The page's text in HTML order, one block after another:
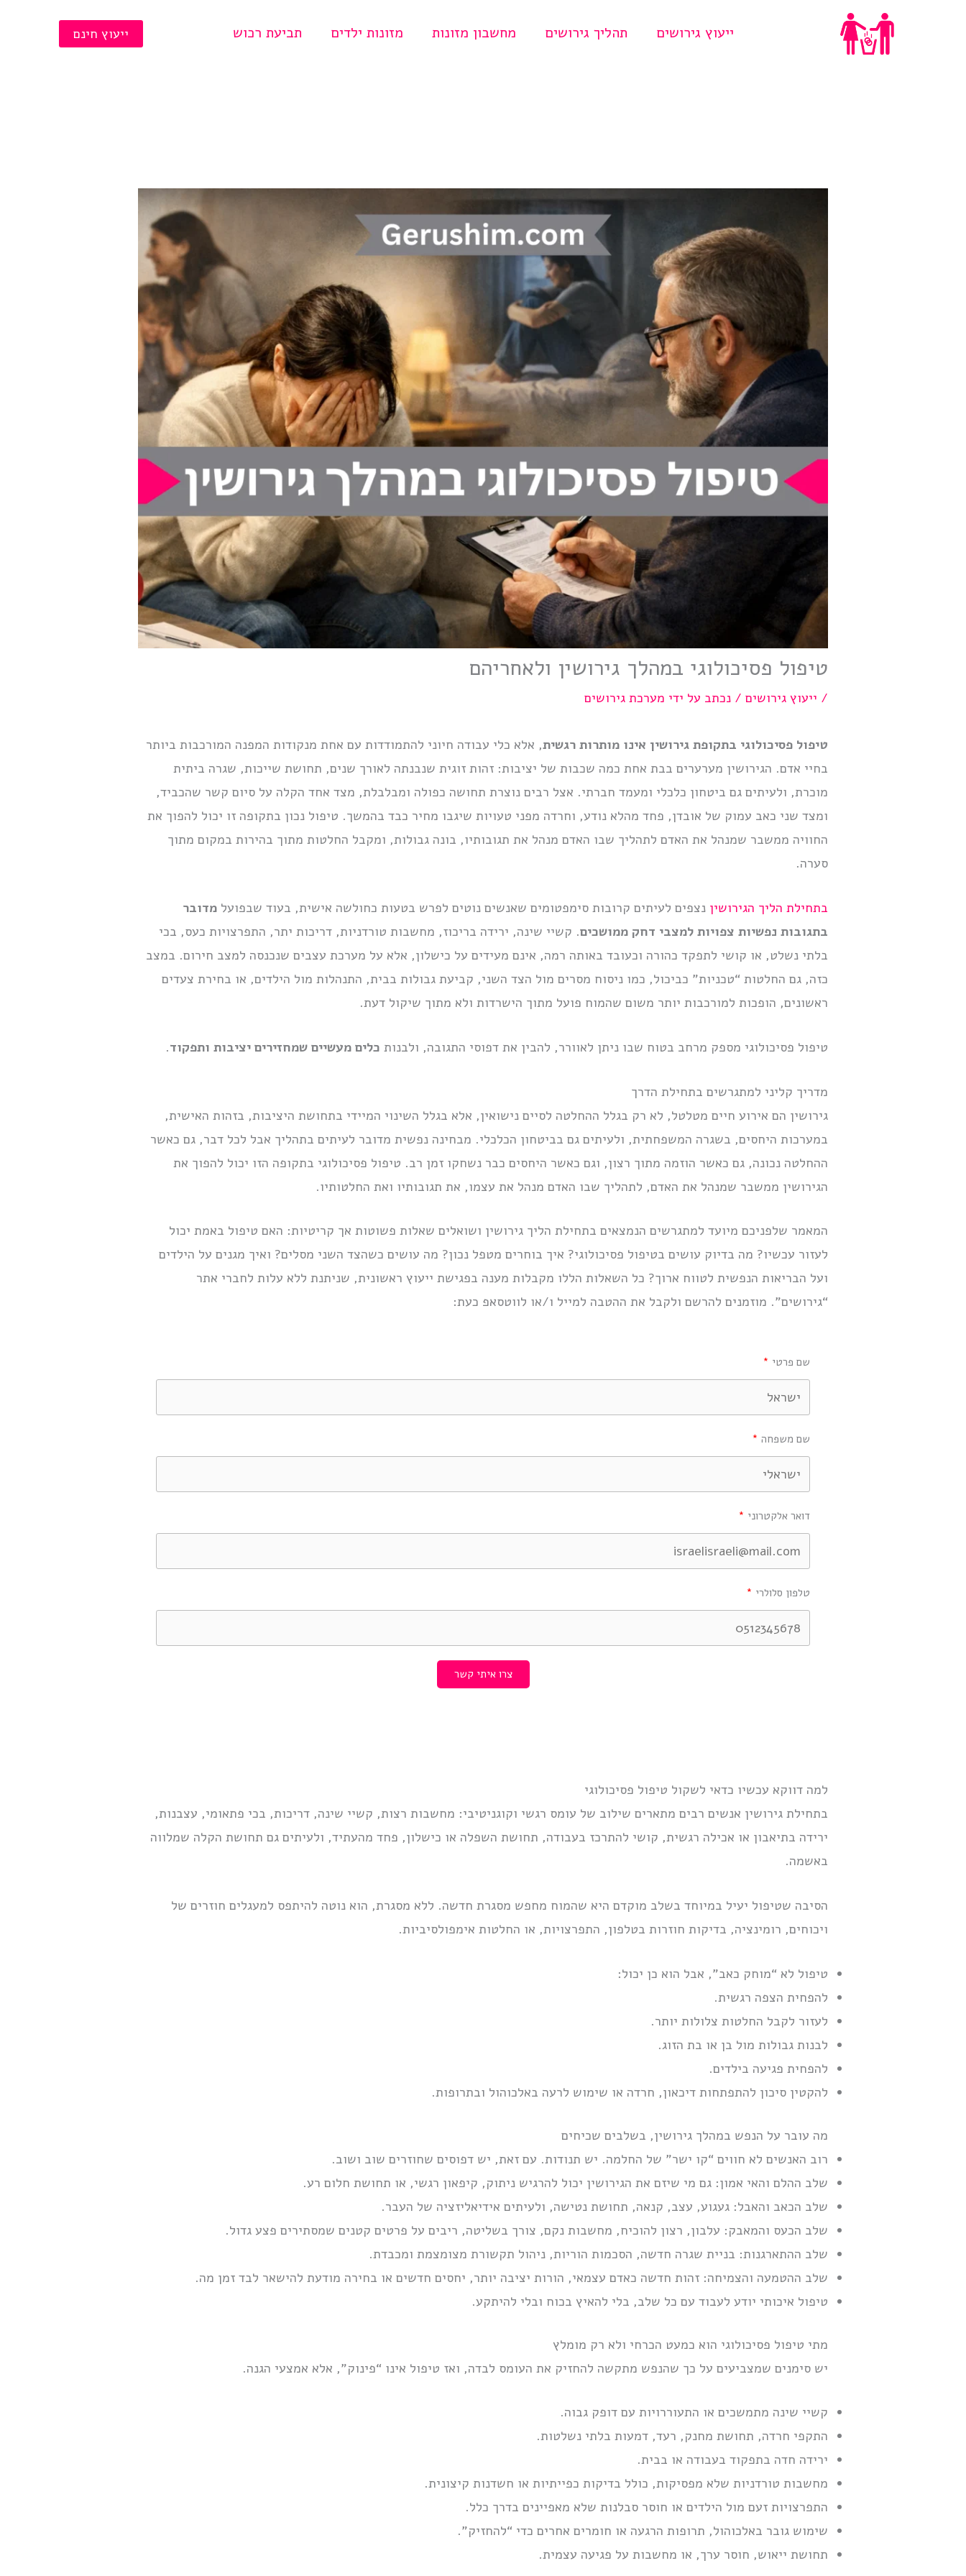
ייעוץ גירושים תהליך גירושים מחשבון מזונות מזונות ילדים תביעת רכוש ייעוץ חינם
טיפול פסיכולוגי במהלך גירושין ולאחריהם
/ ייעוץ גירושים / נכתב על ידי מערכת גירושים
טיפול פסיכולוגי בתקופת גירושין אינו מותרות רגשית, אלא כלי עבודה חיוני להתמודדות עם אחת מנקודות המפנה המורכבות ביותר
בחיי אדם. הגירושין מערערים בבת אחת כמה שכבות של יציבות: זהות זוגית שנבנתה לאורך שנים, תחושת שייכות, שגרה ביתית
מוכרת, ולעיתים גם ביטחון כלכלי ומעמד חברתי. אצל רבים נוצרת תחושה כפולה ומבלבלת, מצד אחד הקלה על סיום קשר שהכביד,
ומצד שני כאב עמוק של אובדן, פחד מהלא נודע, וחרדה מפני טעויות שיגבו מחיר כבד בהמשך. טיפול נכון בתקופה זו יכול להפוך את
החוויה ממשבר שמנהל את האדם לתהליך שבו האדם מנהל את תגובותיו, בונה גבולות, ומקבל החלטות מתוך בהירות במקום מתוך
סערה.
בתחילת הליך הגירושין נצפים לעיתים קרובות סימפטומים שאנשים נוטים לפרש בטעות כחולשה אישית, בעוד שבפועלמדובר
בתגובות נפשיות צפויות למצבי דחק ממושכים. קשיי שינה, ירידה בריכוז, מחשבות טורדניות, דריכות יתר, התפרצויות כעס, בכי
בלתי נשלט, או קושי לתפקד כהורה וכעובד באותה רמה, אינם מעידים על כישלון, אלא על מערכת עצבים שנכנסה למצב חירום. במצב
כזה, גם החלטות “טכניות” כביכול, כמו ניסוח מסרים מול הצד השני, קביעת גבולות בבית, התנהלות מול הילדים, או בחירת צעדים
ראשונים, הופכות למורכבות יותר משום שהמוח פועל מתוך הישרדות ולא מתוך שיקול דעת.
טיפול פסיכולוגי מספק מרחב בטוח שבו ניתן לאוורר, להבין את דפוסי התגובה, ולבנות כלים מעשיים שמחזירים יציבות ותפקוד.
מדריך קליני למתגרשים בתחילת הדרך
גירושין הם אירוע חיים מטלטל, לא רק בגלל ההחלטה לסיים נישואין, אלא בגלל השינוי המיידי בתחושת היציבות, בזהות האישית,
במערכות היחסים, בשגרה המשפחתית, ולעיתים גם בביטחון הכלכלי. מבחינה נפשית מדובר לעיתים בתהליך אבל לכל דבר, גם כאשר
ההחלטה נכונה, גם כאשר הוזמה מתוך רצון, וגם כאשר היחסים כבר נשחקו זמן רב. טיפול פסיכולוגי בתקופה הזו יכול להפוך את
הגירושין ממשבר שמנהל את האדם, לתהליך שבו האדם מנהל את עצמו, את תגובותיו ואת החלטותיו.
המאמר שלפניכם מיועד למתגרשים הנמצאים בתחילת הליך גירושין ושואלים שאלות פשוטות אך קריטיות: האם טיפול באמת יכול
לעזור עכשיו? מה בדיוק עושים בטיפול פסיכולוגי? איך בוחרים מטפל נכון? מה עושים כשהצד השני מסלים? ואיך מגנים על הילדים
ועל הבריאות הנפשית לטווח ארוך? כל השאלות הללו מקבלות מענה בפגישת ייעוץ ראשונית, שניתנת ללא עלות לחברי אתר
“גירושים”. מוזמנים להרשם ולקבל את ההטבה למייל ו/או לווטסאפ כעת:
שם פרטי
שם משפחה
דואר אלקטרוני
טלפון סלולרי
צרו איתי קשר
למה דווקא עכשיו כדאי לשקול טיפול פסיכולוגי
בתחילת גירושין אנשים רבים מתארים שילוב של עומס רגשי וקוגניטיבי: מחשבות רצות, קשיי שינה, דריכות, בכי פתאומי, עצבנות,
ירידה בתיאבון או אכילה רגשית, קושי להתרכז בעבודה, תחושת השפלה או כישלון, פחד מהעתיד, ולעיתים גם תחושת הקלה שמלווה
באשמה.
הסיבה שטיפול יעיל במיוחד בשלב מוקדם היא שהמוח מחפש מסגרת חדשה. ללא מסגרת, הוא נוטה להיתפס למעגלים חוזרים של
ויכוחים, רומינציה, בדיקות חוזרות בטלפון, התפרצויות, או החלטות אימפולסיביות.
טיפול לא “מוחק כאב”, אבל הוא כן יכול:
להפחית הצפה רגשית.
לעזור לקבל החלטות צלולות יותר.
לבנות גבולות מול בן או בת הזוג.
להפחית פגיעה בילדים.
להקטין סיכון להתפתחות דיכאון, חרדה או שימוש לרעה באלכוהול ובתרופות.
מה עובר על הנפש במהלך גירושין, בשלבים שכיחים
רוב האנשים לא חווים “קו ישר” של החלמה. יש תנודות. עם זאת, יש דפוסים שחוזרים שוב ושוב.
שלב ההלם והאי אמון: גם מי שיזם את הגירושין יכול להרגיש ניתוק, קיפאון רגשי, או תחושת חלום רע.
שלב הכאב והאבל: געגוע, עצב, קנאה, תחושת נטישה, ולעיתים אידיאליזציה של העבר.
שלב הכעס והמאבק: עלבון, רצון להוכיח, מחשבות נקם, צורך בשליטה, ריבים על פרטים קטנים שמסתירים פצע גדול.
שלב ההתארגנות: בניית שגרה חדשה, הסכמות הוריות, ניהול תקשורת מצומצמת ומכבדת.
שלב ההטמעה והצמיחה: זהות חדשה כאדם עצמאי, הורות יציבה יותר, יחסים חדשים או בחירה מודעת להישאר לבד זמן מה.
טיפול איכותי יודע לעבוד עם כל שלב, בלי להאיץ בכוח ובלי להיתקע.
מתי טיפול פסיכולוגי הוא כמעט הכרחי ולא רק מומלץ
יש סימנים שמצביעים על כך שהנפש מתקשה להחזיק את העומס לבדה, ואז טיפול אינו “פינוק”, אלא אמצעי הגנה.
קשיי שינה מתמשכים או התעוררויות עם דופק גבוה.
התקפי חרדה, תחושת מחנק, רעד, דמעות בלתי נשלטות.
ירידה חדה בתפקוד בעבודה או בבית.
מחשבות טורדניות שלא מפסיקות, כולל בדיקות כפייתיות או חשדנות קיצונית.
התפרצויות זעם מול הילדים או חוסר סבלנות שלא מאפיינים בדרך כלל.
שימוש גובר באלכוהול, תרופות הרגעה או חומרים אחרים כדי “להחזיק”.
תחושת ייאוש, חוסר ערך, או מחשבות על פגיעה עצמית.